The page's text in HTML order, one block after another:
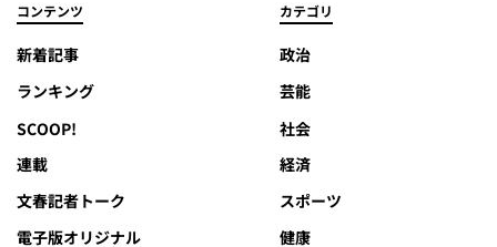
コンテンツ
新着記事
ランキング
SCOOP!
連載
文春記者トーク
電子版オリジナル
カテゴリ
政治
芸能
社会
経済
スポーツ
健康